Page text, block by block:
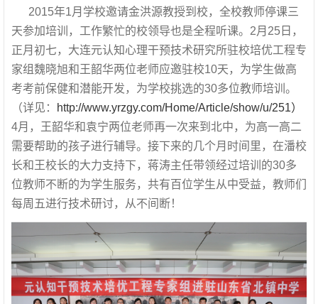
2015年1月学校邀请金洪源教授到校，全校教师停课三
天参加培训，工作繁忙的校领导也是全程听课。2月25日，
正月初七，大连元认知心理干预技术研究所驻校培优工程专
家组魏晓旭和王韶华两位老师应邀驻校10天，为学生做高
考考前保健和潜能开发，为学校挑选的30多位教师培训。
（详见：
http://www.yrzgy.com/Home/Article/show/u/251）
4月，王韶华和袁宁两位老师再一次来到北中，为高一高二
需要帮助的孩子进行辅导。接下来的几个月时间里，在潘校
长和王校长的大力支持下，蒋涛主任带领经过培训的30多
位教师不断的为学生服务，共有百位学生从中受益，教师们
每周五进行技术研讨，从不间断！